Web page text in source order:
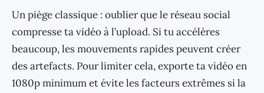
Un piège classique : oublier que le réseau social
compresse ta vidéo à l’upload. Si tu accélères
beaucoup, les mouvements rapides peuvent créer
des artefacts. Pour limiter cela, exporte ta vidéo en
1080p minimum et évite les facteurs extrêmes si la